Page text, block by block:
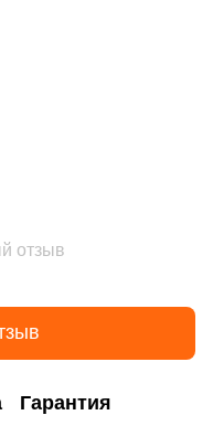
отзыв
Гарантия